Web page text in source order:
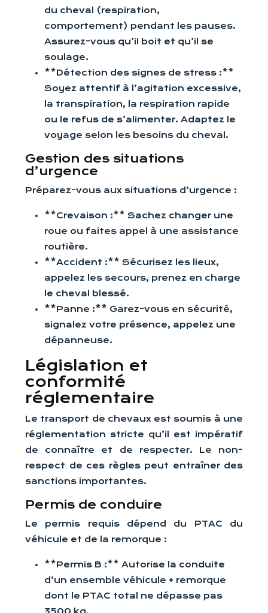
du cheval (respiration,
comportement) pendant les pauses.
Assurez-vous qu’il boit et qu’il se
soulage.
**Détection des signes de stress :**
Soyez attentif à l’agitation excessive,
la transpiration, la respiration rapide
ou le refus de s’alimenter. Adaptez le
voyage selon les besoins du cheval.
Gestion des situations
d’urgence
Préparez-vous aux situations d’urgence :
**Crevaison :** Sachez changer une
roue ou faites appel à une assistance
routière.
**Accident :** Sécurisez les lieux,
appelez les secours, prenez en charge
le cheval blessé.
**Panne :** Garez-vous en sécurité,
signalez votre présence, appelez une
dépanneuse.
Législation et
conformité
réglementaire
Le transport de chevaux est soumis à une
réglementation stricte qu’il est impératif
de connaître et de respecter. Le non-
respect de ces règles peut entraîner des
sanctions importantes.
Permis de conduire
Le permis requis dépend du PTAC du
véhicule et de la remorque :
**Permis B :** Autorise la conduite
d’un ensemble véhicule + remorque
dont le PTAC total ne dépasse pas